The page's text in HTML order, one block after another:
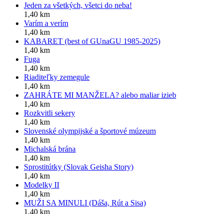
Jeden za všetkých, všetci do neba!
1,40 km
Varím a verím
1,40 km
KABARET (best of GUnaGU 1985-2025)
1,40 km
Fuga
1,40 km
Riaditeľky zemegule
1,40 km
ZAHRÁTE MI MANŽELA? alebo maliar izieb
1,40 km
Rozkvitli sekery
1,40 km
Slovenské olympijské a športové múzeum
1,40 km
Michalská brána
1,40 km
Sprostitútky (Slovak Geisha Story)
1,40 km
Modelky II
1,40 km
MUŽI SA MINULI (Dáša, Rút a Sisa)
1,40 km